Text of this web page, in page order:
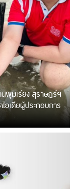
นพุมเรียง สุราษฎร์ฯ
อเดียผู้ประกอบการ